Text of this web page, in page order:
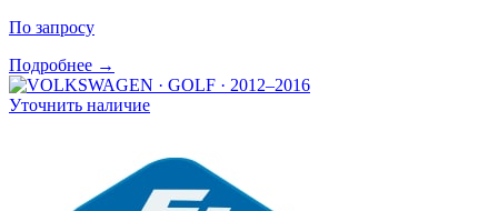
По запросу
Подробнее →
Уточнить наличие